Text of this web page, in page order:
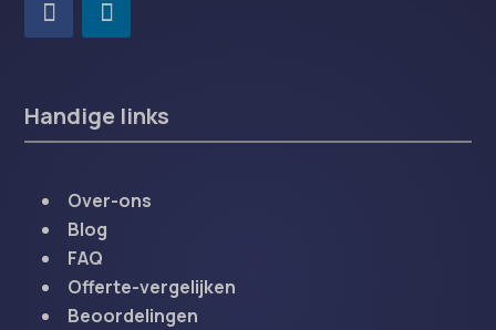
Handige links
Over-ons
Blog
FAQ
Offerte-vergelijken
Beoordelingen